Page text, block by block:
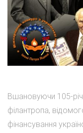
Вшановуючи 105-
філантропа,
фінансування